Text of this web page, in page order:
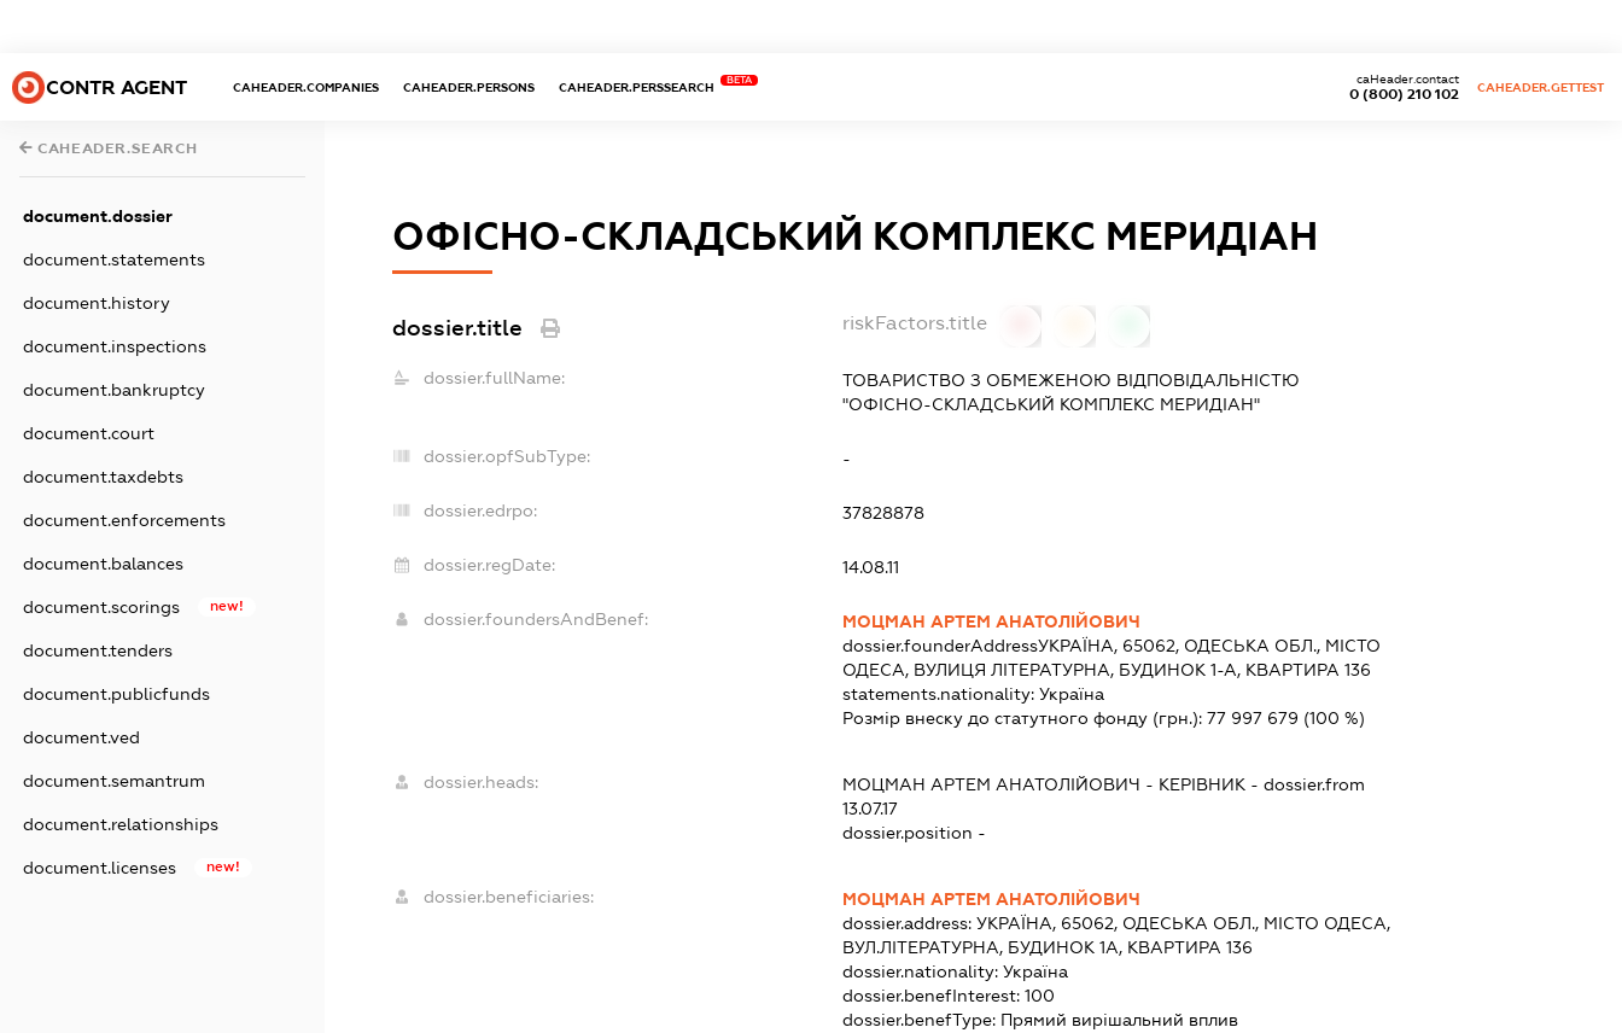
CONTR AGENT CAHEADER.COMPANIES CAHEADER.PERSONS CAHEADER.PERSSEARCH
BETA
0 (800) 210 102
caHeader.contact
CAHEADER.GETTEST
CAHEADER.SEARCH
document.dossier
document.statements
document.history
document.inspections
document.bankruptcy
document.court
document.taxdebts
document.enforcements
document.balances
document.scorings new!
document.tenders
document.publicfunds
document.ved
document.semantrum
document.relationships
document.licenses new!
ОФІСНО-СКЛАДСЬКИЙ КОМПЛЕКС МЕРИДІАН
dossier.title riskFactors.title
dossier.fullName:
ТОВАРИСТВО З ОБМЕЖЕНОЮ ВІДПОВІДАЛЬНІСТЮ
"ОФІСНО-СКЛАДСЬКИЙ КОМПЛЕКС МЕРИДІАН"
dossier.opfSubType: -
dossier.edrpo: 37828878
dossier.regDate: 14.08.11
dossier.foundersAndBenef:
МОЦМАН АРТЕМ АНАТОЛІЙОВИЧ
dossier.founderAddressУКРАЇНА, 65062, ОДЕСЬКА ОБЛ., МІСТО
ОДЕСА, ВУЛИЦЯ ЛІТЕРАТУРНА, БУДИНОК 1-А, КВАРТИРА 136
statements.nationality: Україна
Розмір внеску до статутного фонду (грн.): 77 997 679 (100 %)
dossier.heads: МОЦМАН АРТЕМ АНАТОЛІЙОВИЧ - КЕРІВНИК - dossier.from
13.07.17
dossier.position -
dossier.beneficiaries:
МОЦМАН АРТЕМ АНАТОЛІЙОВИЧ
dossier.address: УКРАЇНА, 65062, ОДЕСЬКА ОБЛ., МІСТО ОДЕСА,
ВУЛ.ЛІТЕРАТУРНА, БУДИНОК 1А, КВАРТИРА 136
dossier.nationality: Україна
dossier.benefInterest: 100
dossier.benefType: Прямий вирішальний вплив